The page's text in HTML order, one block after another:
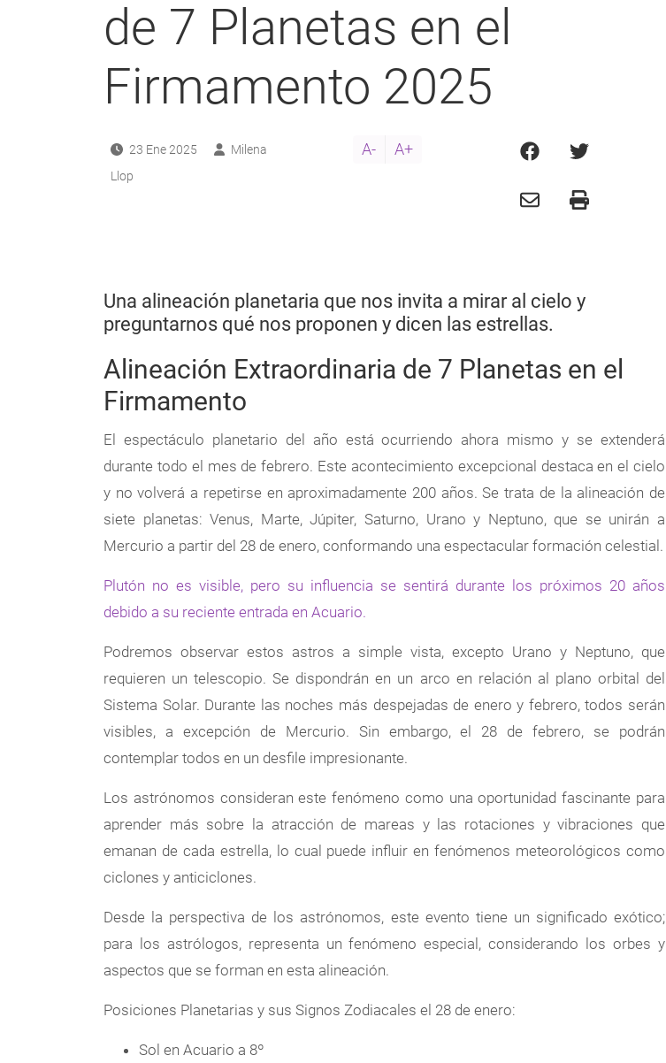
de 7 Planetas en el
Firmamento 2025
23 Ene 2025
Milena
Llop
A- A+
Una alineación planetaria que nos invita a mirar al cielo y
preguntarnos qué nos proponen y dicen las estrellas.
Alineación Extraordinaria de 7 Planetas en el
Firmamento
El espectáculo planetario del año está ocurriendo ahora mismo y se extenderá
durante todo el mes de febrero. Este acontecimiento excepcional destaca en el cielo
y no volverá a repetirse en aproximadamente 200 años. Se trata de la alineación de
siete planetas: Venus, Marte, Júpiter, Saturno, Urano y Neptuno, que se unirán a
Mercurio a partir del 28 de enero, conformando una espectacular formación celestial.
Plutón no es visible, pero su influencia se sentirá durante los próximos 20 años
debido a su reciente entrada en Acuario.
Podremos observar estos astros a simple vista, excepto Urano y Neptuno, que
requieren un telescopio. Se dispondrán en un arco en relación al plano orbital del
Sistema Solar. Durante las noches más despejadas de enero y febrero, todos serán
visibles, a excepción de Mercurio. Sin embargo, el 28 de febrero, se podrán
contemplar todos en un desfile impresionante.
Los astrónomos consideran este fenómeno como una oportunidad fascinante para
aprender más sobre la atracción de mareas y las rotaciones y vibraciones que
emanan de cada estrella, lo cual puede influir en fenómenos meteorológicos como
ciclones y anticiclones.
Desde la perspectiva de los astrónomos, este evento tiene un significado exótico;
para los astrólogos, representa un fenómeno especial, considerando los orbes y
aspectos que se forman en esta alineación.
Posiciones Planetarias y sus Signos Zodiacales el 28 de enero:
Sol en Acuario a 8º